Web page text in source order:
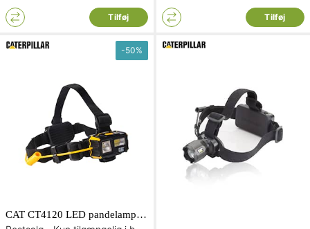
Tilføj Tilføj
-50%
CAT CT4120 LED pandelampe 120/250 lumen